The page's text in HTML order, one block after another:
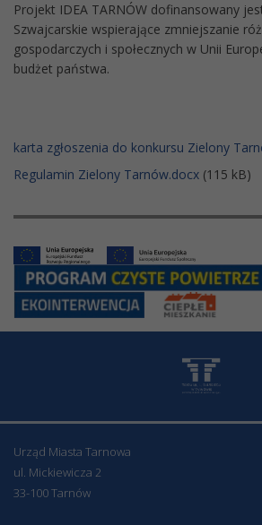
Projekt IDEA TARNÓW dofinansowany
Szwajcarskie wspierające zmniejszanie
gospodarczych i społecznych w Unii
budżet państwa.
karta zgłoszenia do konkursu Zielony
Regulamin Zielony Tarnów.docx (115 kB)
Urząd Miasta Tarnowa
ul. Mickiewicza 2
33-100 Tarnów